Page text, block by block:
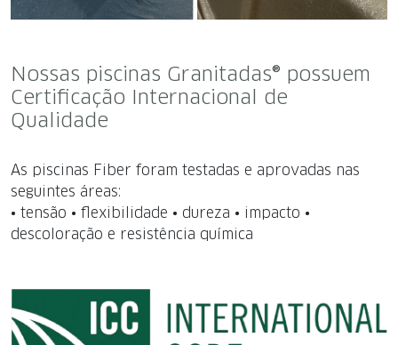
Nossas piscinas Granitadas® possuem
Certificação Internacional de
Qualidade
As piscinas Fiber foram testadas e aprovadas nas
seguintes áreas:
• tensão • flexibilidade • dureza • impacto •
descoloração e resistência química